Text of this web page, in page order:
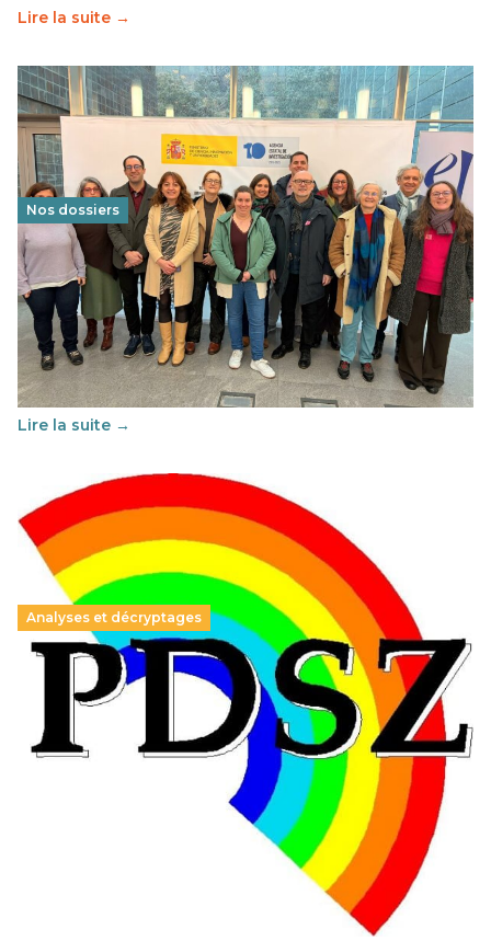
Lire la suite →
Nos dossiers
Éducation au vivre-ensemble : un échange croisé
franco-espagnol pour changer d’approche
29 juin 2026-National
Cette année, l'UNSA Éducation a mené un projet Erasmus
soutenu par l'union Européenne et centré sur l'éducation
au vivre-ensemble : quelles différences entre la France…
Lire la suite →
Analyses et décryptages
Hongrie : du changement pour les politiques
éducatives, aussi !
25 juin 2026
En Hongrie, le conservateur Peter Magyar et son parti
Tisza "Respect et liberté" ont remporté une large victoire,
contre le premier ministre sortant, Viktor Orban,…